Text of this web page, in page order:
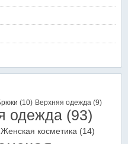
(10) Верхняя одежда (9)
одежда (93)
Женская косметика (14)